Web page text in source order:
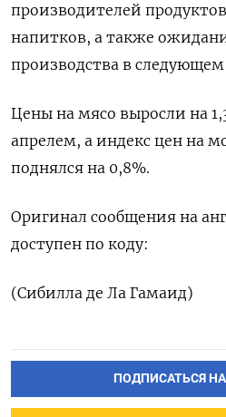
производителей
напитков, а также
производства в следующем
Цены на мясо выросли на
апрелем, а индекс цен на
поднялся на 0,8%.
Оригинал сообщения на
доступен по коду:
(Сибилла де Ла Гамаид)
ПОДПИСАТЬСЯ